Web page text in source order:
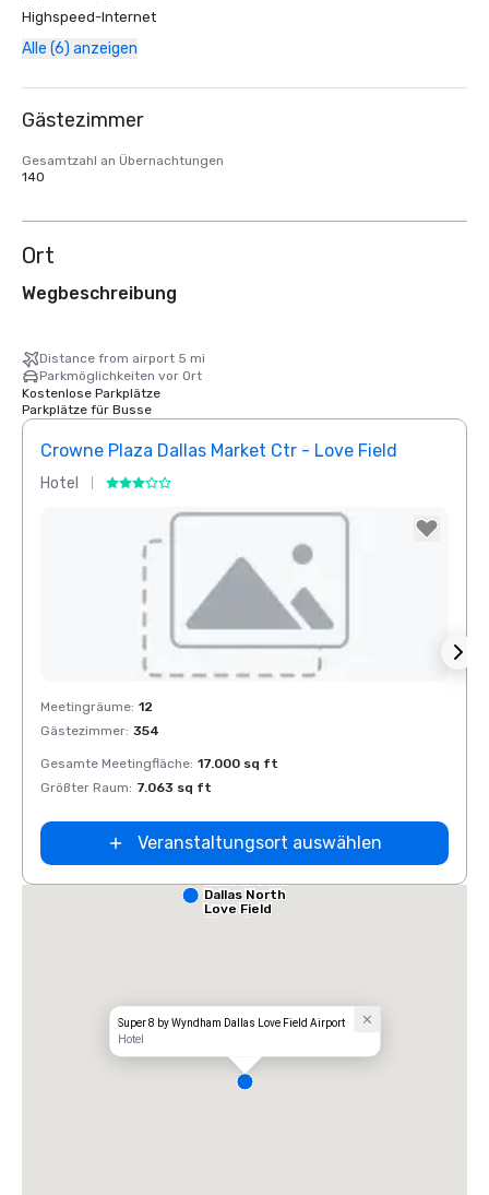
Highspeed-Internet
Alle (6) anzeigen
Gästezimmer
Gesamtzahl an Übernachtungen
140
Ort
Wegbeschreibung
Distance from airport 5 mi
Parkmöglichkeiten vor Ort
Kostenlose Parkplätze
Parkplätze für Busse
Crowne Plaza Dallas Market Ctr - Love Field
Hotel
Removed from favorites
Meetingräume: 12
Gästezimmer: 354
Gesamte Meetingfläche: 17.000 sq ft
Größter Raum: 7.063 sq ft
Veranstaltungsort auswählen
Super 8 by Wyndham Dallas Love Field Airport
Hotel
Dallas North
Love Field
Airport